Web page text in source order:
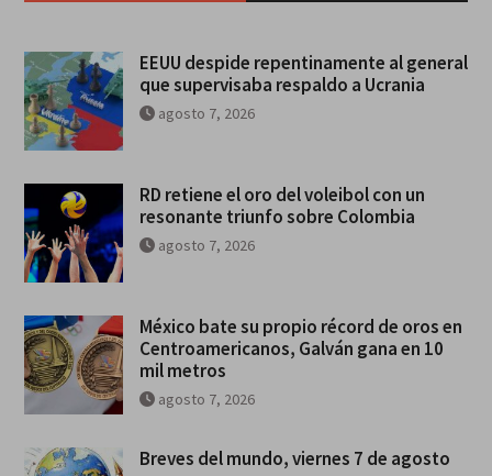
EEUU despide repentinamente al general
que supervisaba respaldo a Ucrania
agosto 7, 2026
RD retiene el oro del voleibol con un
resonante triunfo sobre Colombia
agosto 7, 2026
México bate su propio récord de oros en
Centroamericanos, Galván gana en 10
mil metros
agosto 7, 2026
Breves del mundo, viernes 7 de agosto